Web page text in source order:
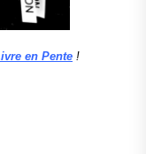
en Pente !